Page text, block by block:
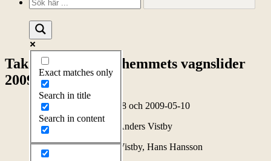
Exact matches only
Search in title
Search in content
Takarbete på Fornhemmets vagnslider
2009
2009-04-08 och 2009-05-10
Text Anders Vistby
Foto Anders Vistby, Hans Hansson